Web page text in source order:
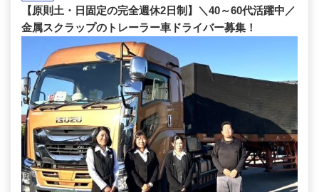
【原則土・日固定の完全週休2日制】＼40～60代活躍中／
金属スクラップのトレーラー車ドライバー募集！